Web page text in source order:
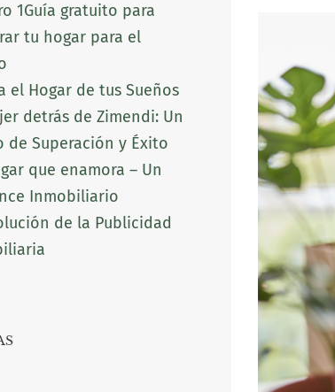
1Guía gratuito para
tu hogar para el
el Hogar de tus Sueños
detrás de Zimendi: Un
de Superación y Éxito
que enamora – Un
Inmobiliario
de la Publicidad